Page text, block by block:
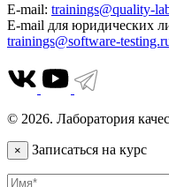
E-mail: trainings@quality-
E-mail для юридических
trainings@software-
© 2026. Лаборатория
× Записаться на курс